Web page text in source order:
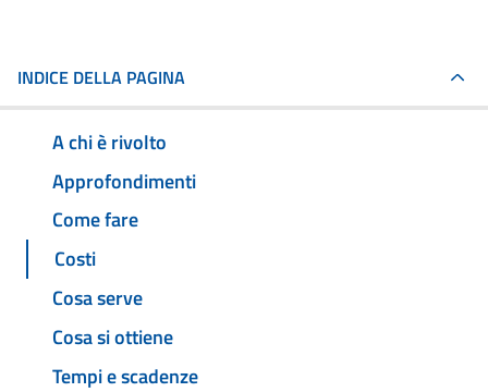
INDICE DELLA PAGINA
A chi è rivolto
Approfondimenti
Come fare
Costi
Cosa serve
Cosa si ottiene
Tempi e scadenze